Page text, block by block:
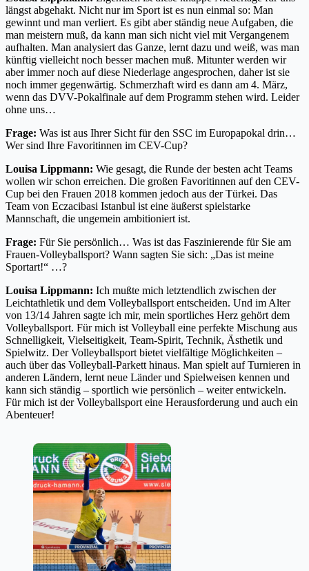
längst abgehakt. Nicht nur im Sport ist es nun einmal so: Man
gewinnt und man verliert. Es gibt aber ständig neue Aufgaben, die
man meistern muß, da kann man sich nicht viel mit Vergangenem
aufhalten. Man analysiert das Ganze, lernt dazu und weiß, was man
künftig vielleicht noch besser machen muß. Mitunter werden wir
aber immer noch auf diese Niederlage angesprochen, daher ist sie
noch immer gegenwärtig. Schmerzhaft wird es dann am 4. März,
wenn das DVV-Pokalfinale auf dem Programm stehen wird. Leider
ohne uns…
Frage: Was ist aus Ihrer Sicht für den SSC im Europapokal drin…
Wer sind Ihre Favoritinnen im CEV-Cup?
Louisa Lippmann: Wie gesagt, die Runde der besten acht Teams
wollen wir schon erreichen. Die großen Favoritinnen auf den CEV-
Cup bei den Frauen 2018 kommen jedoch aus der Türkei. Das
Team von Eczacibasi Istanbul ist eine äußerst spielstarke
Mannschaft, die ungemein ambitioniert ist.
Frage: Für Sie persönlich… Was ist das Faszinierende für Sie am
Frauen-Volleyballsport? Wann sagten Sie sich: „Das ist meine
Sportart!“ …?
Louisa Lippmann: Ich mußte mich letztendlich zwischen der
Leichtathletik und dem Volleyballsport entscheiden. Und im Alter
von 13/14 Jahren sagte ich mir, mein sportliches Herz gehört dem
Volleyballsport. Für mich ist Volleyball eine perfekte Mischung aus
Schnelligkeit, Vielseitigkeit, Team-Spirit, Technik, Ästhetik und
Spielwitz. Der Volleyballsport bietet vielfältige Möglichkeiten –
auch über das Volleyball-Parkett hinaus. Man spielt auf Turnieren in
anderen Ländern, lernt neue Länder und Spielweisen kennen und
kann sich ständig – sportlich wie persönlich – weiter entwickeln.
Für mich ist der Volleyballsport eine Herausforderung und auch ein
Abenteuer!